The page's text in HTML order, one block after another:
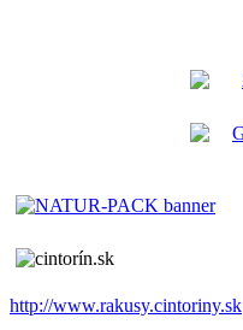
http://www.rakusy.cintoriny.sk